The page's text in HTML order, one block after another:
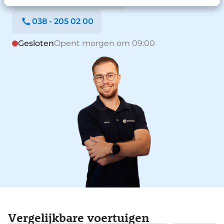
038 - 205 02 00
GeslotenOpent morgen om 09:00
Vergelijkbare voertuigen